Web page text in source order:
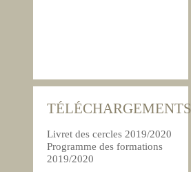
TÉLÉCHARGEMENTS
Livret des cercles 2019/2020
Programme des formations
2019/2020